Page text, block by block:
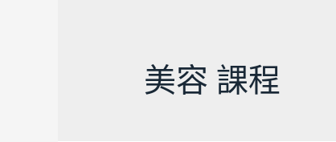
美容 課程